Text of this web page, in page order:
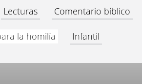
Lecturas Comentario bíblico
la homilía Infantil